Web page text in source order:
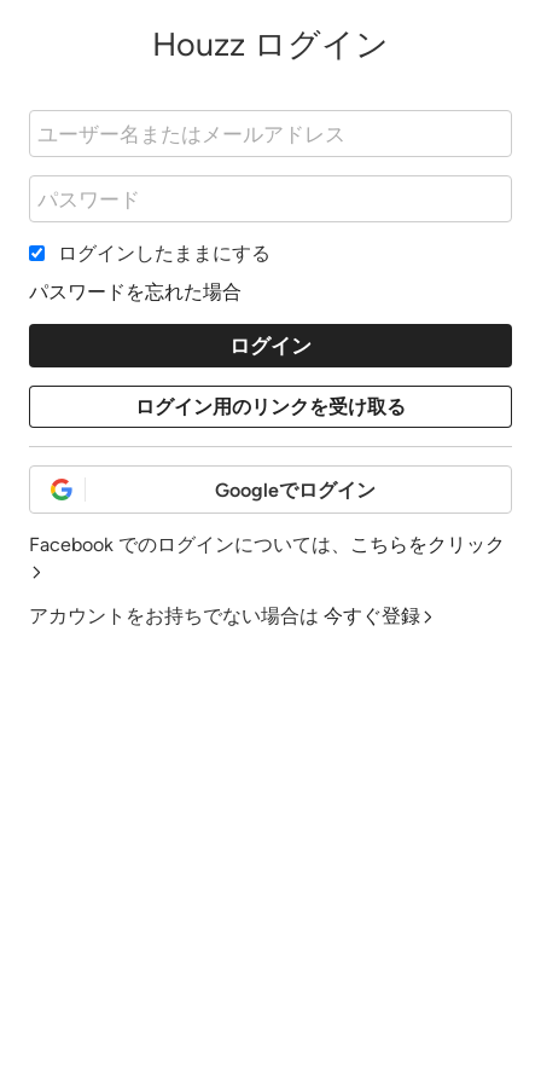
Houzz ログイン
ログインしたままにする
パスワードを忘れた場合
Googleでログイン
Facebook でのログインについては、 こちらをクリック
アカウントをお持ちでない場合は 今すぐ登録